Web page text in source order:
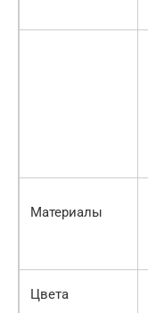
Материалы
Цвета